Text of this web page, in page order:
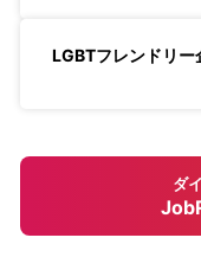
LGBTフレンドリ
ダ